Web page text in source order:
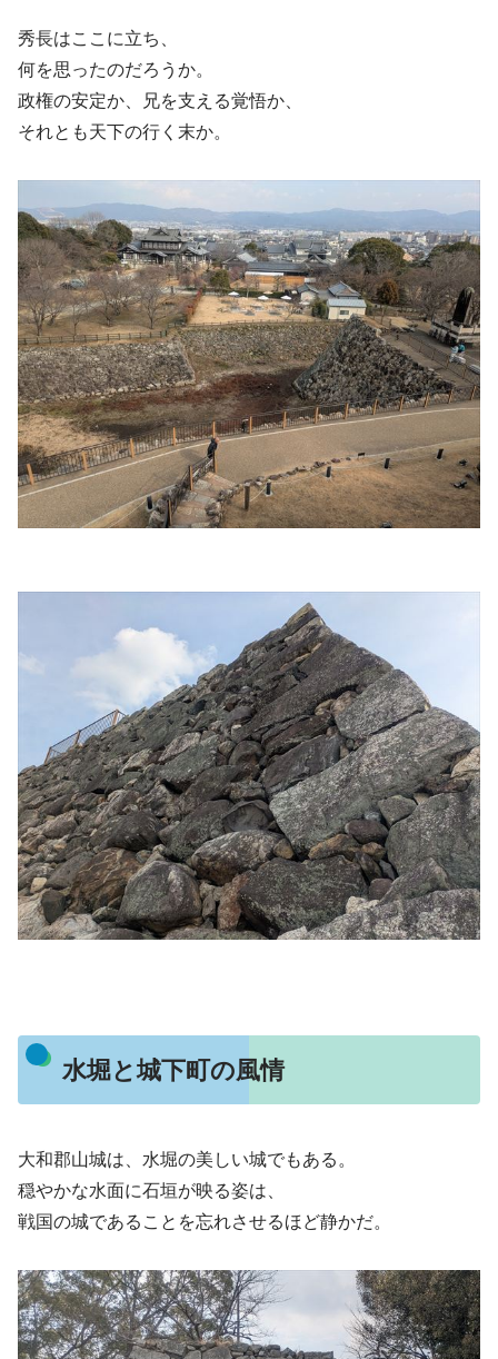
秀長はここに立ち、
何を思ったのだろうか。
政権の安定か、兄を支える覚悟か、
それとも天下の行く末か。
水堀と城下町の風情
大和郡山城は、水堀の美しい城でもある。
穏やかな水面に石垣が映る姿は、
戦国の城であることを忘れさせるほど静かだ。